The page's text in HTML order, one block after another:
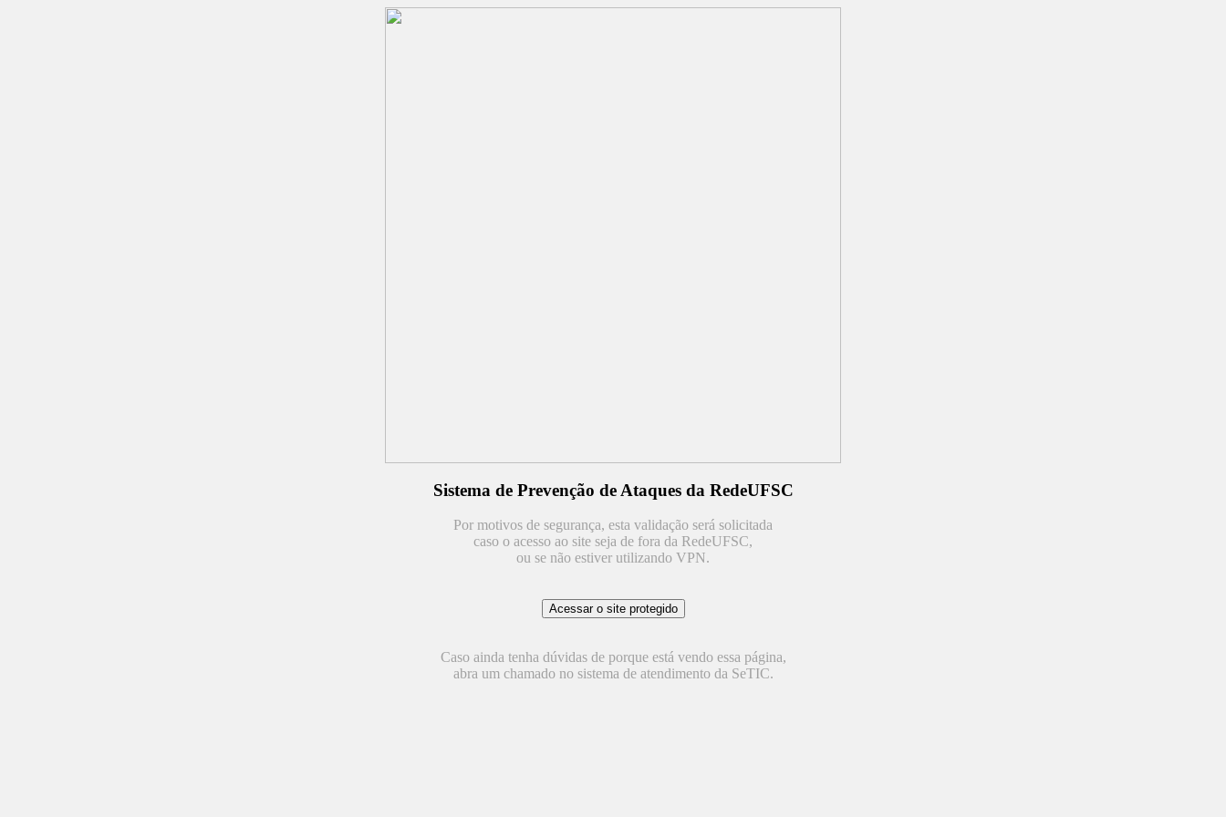
Sistema de Prevenção de Ataques da RedeUFSC
Por motivos de segurança, esta validação será solicitada
caso o acesso ao site seja de fora da RedeUFSC,
ou se não estiver utilizando VPN.
Caso ainda tenha dúvidas de porque está vendo essa página,
abra um chamado no sistema de atendimento da SeTIC.